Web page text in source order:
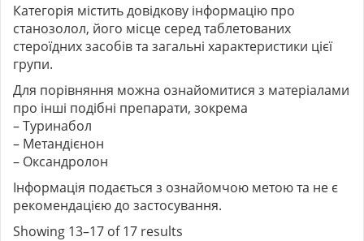
Категорія містить довідкову інформацію про
станозолол, його місце серед таблетованих
стероїдних засобів та загальні характеристики цієї
групи.
Для порівняння можна ознайомитися з матеріалами
про інші подібні препарати, зокрема
–Туринабол
– Метандієнон
– Оксандролон
Інформація подається з ознайомчою метою та не є
рекомендацією до застосування.
Showing 13–17 of 17 results